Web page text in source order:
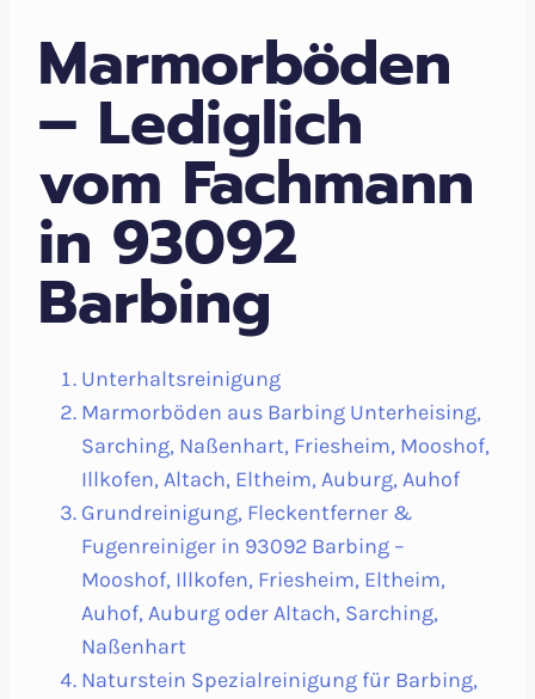
Marmorböden
– Lediglich
vom Fachmann
in 93092
Barbing
Unterhaltsreinigung
Marmorböden aus Barbing Unterheising,
Sarching, Naßenhart, Friesheim, Mooshof,
Illkofen, Altach, Eltheim, Auburg, Auhof
Grundreinigung, Fleckentferner &
Fugenreiniger in 93092 Barbing –
Mooshof, Illkofen, Friesheim, Eltheim,
Auhof, Auburg oder Altach, Sarching,
Naßenhart
Naturstein Spezialreinigung für Barbing,